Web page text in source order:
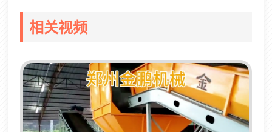
包含机架，机壳，动力系统，液压系统，电器
料箱，在转子驱动装置带动下转动的转子，转
子位于旋转料箱的下方，进料口与进料斗中心
相对偏置。产品优点1.先进技术的应用，偏置
的进料口与安装...
相关视频